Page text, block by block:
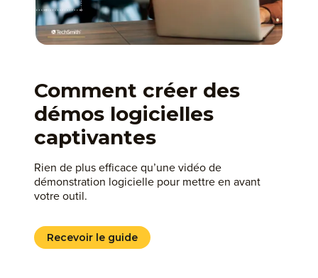
Comment créer des
démos logicielles
captivantes
Rien de plus efficace qu’une vidéo de
démonstration logicielle pour mettre en avant
votre outil.
Recevoir le guide